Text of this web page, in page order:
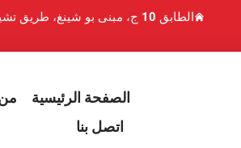
الطابق 10 ج، مبنى بو شينغ، طريق تشينغ شوي هو 1، منطقة لوهو، شنتشن، الصين
الصفحة الرئيسية
اتصل بنا